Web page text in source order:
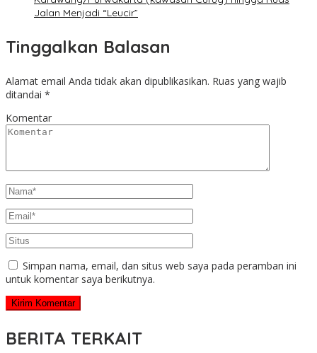
Jalan Menjadi “Leucir”
Tinggalkan Balasan
Alamat email Anda tidak akan dipublikasikan. Ruas yang wajib
ditandai *
Komentar
Simpan nama, email, dan situs web saya pada peramban ini
untuk komentar saya berikutnya.
BERITA TERKAIT